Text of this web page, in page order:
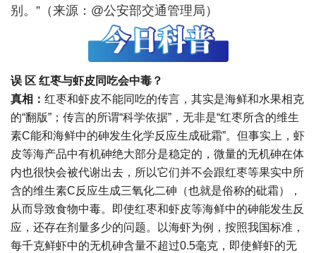
别。”（来源：@公安部交通管理局）
误 区 红枣与虾皮同吃会中毒？
真相： 红枣和虾皮不能同吃的传言，其实是海鲜和水果相克
的“翻版”；传言的所谓“科学依据”，无非是“红枣所含的维生
素C能和海鲜中的砷发生化学反应生成砒霜”。但事实上，虾
皮等海产品中有机砷绝大部分是稳定的，微量的无机砷在体
内也很快会被代谢出去，所以它们并不会跟红枣等果实中所
含的维生素C反应生成三氧化二砷（也就是俗称的砒霜），
从而导致食物中毒。即使红枣和虾皮等海鲜中的砷能发生反
应，还存在剂量多少的问题。以海虾为例，按照我国标准，
每千克鲜虾中的无机砷含量不超过0.5毫克，即使鲜虾的无